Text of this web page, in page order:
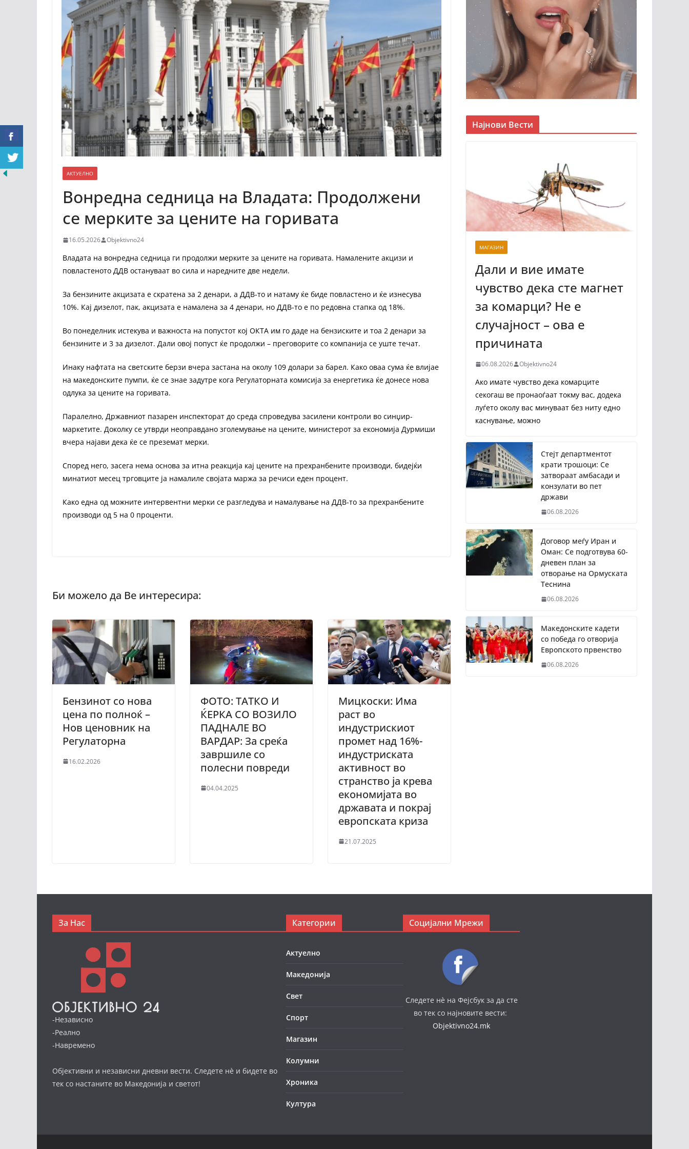
АКТУЕЛНО
Вонредна седница на Владата: Продолжени
се мерките за цените на горивата
16.05.2026 Objektivno24
Владата на вонредна седница ги продолжи мерките за цените на горивата. Намалените акцизи и
повластеното ДДВ остануваат во сила и наредните две недели.
За бензините акцизата е скратена за 2 денари, а ДДВ-то и натаму ќе биде повластено и ќе изнесува
10%. Кај дизелот, пак, акцизата е намалена за 4 денари, но ДДВ-то е по редовна стапка од 18%.
Во понеделник истекува и важноста на попустот кој ОКТА им го даде на бензиските и тоа 2 денари за
бензините и 3 за дизелот. Дали овој попуст ќе продолжи – преговорите со компанија се уште течат.
Инаку нафтата на светските берзи вчера застана на околу 109 долари за барел. Како оваа сума ќе влијае
на македонските пумпи, ќе се знае задутре кога Регулаторната комисија за енергетика ќе донесе нова
одлука за цените на горивата.
Паралелно, Државниот пазарен инспекторат до среда спроведува засилени контроли во синџир-
маркетите. Доколку се утврди неоправдано зголемување на цените, министерот за економија Дурмиши
вчера најави дека ќе се преземат мерки.
Според него, засега нема основа за итна реакција кај цените на прехранбените производи, бидејќи
минатиот месец трговците ја намалиле својата маржа за речиси еден процент.
Како една од можните интервентни мерки се разгледува и намалување на ДДВ-то за прехранбените
производи од 5 на 0 проценти.
Бензинот со нова
цена по полноќ –
Нов ценовник на
Регулаторна
16.02.2026
ФОТО: ТАТКО И
ЌЕРКА СО ВОЗИЛО
ПАДНАЛЕ ВО
ВАРДАР: За среќа
завршиле со
полесни повреди
04.04.2025
Мицкоски: Има
раст во
индустрискиот
промет над 16%-
индустриската
активност во
странство ја крева
економијата во
државата и покрај
европската криза
21.07.2025
Најнови Вести
МАГАЗИН
Дали и вие имате
чувство дека сте магнет
за комарци? Не е
случајност – ова е
причината
06.08.2026 Objektivno24
Ако имате чувство дека комарците
секогаш ве пронаоѓаат токму вас, додека
луѓето околу вас минуваат без ниту едно
каснување, можно
Стејт департментот
крати трошоци: Се
затвораат амбасади и
конзулати во пет
држави
06.08.2026
Договор меѓу Иран и
Оман: Се подготвува 60-
дневен план за
отворање на Ормуската
Теснина
06.08.2026
Македонските кадети
со победа го отворија
Европското првенство
06.08.2026
За Нас
-Независно
-Реално
-Навремено
Објективни и независни дневни вести. Следете нè и бидете во
тек со настаните во Македонија и светот!
Категории
Актуелно
Македонија
Свет
Спорт
Магазин
Колумни
Хроника
Култура
Социјални Мрежи
Следете нè на Фејсбук за да сте
во тек со најновите вести:
Objektivno24.mk